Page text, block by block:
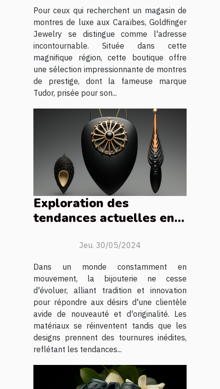
Pour ceux qui recherchent un magasin de
montres de luxe aux Caraïbes, Goldfinger
Jewelry se distingue comme l'adresse
incontournable. Située dans cette
magnifique région, cette boutique offre
une sélection impressionnante de montres
de prestige, dont la fameuse marque
Tudor, prisée pour son...
Exploration des
tendances actuelles en
innovants et designs
modernes
Jeu. 30/05/2024
Dans un monde constamment en
mouvement, la bijouterie ne cesse
d'évoluer, alliant tradition et innovation
pour répondre aux désirs d'une clientèle
avide de nouveauté et d'originalité. Les
matériaux se réinventent tandis que les
designs prennent des tournures inédites,
reflétant les tendances...